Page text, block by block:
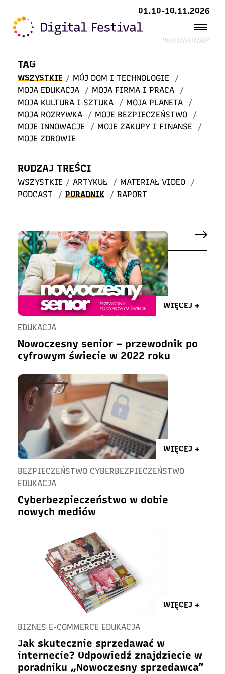
01.10-10.11.2026
w STREFIE WIEDZY
TAG
WSZYSTKIE / MÓJ DOM I TECHNOLOGIE
/
MOJA EDUKACJA
/ MOJA FIRMA I PRACA
/
MOJA KULTURA I SZTUKA
/ MOJA PLANETA
/
MOJA ROZRYWKA
/ MOJE BEZPIECZEŃSTWO
/
MOJE INNOWACJE
/ MOJE ZAKUPY I FINANSE
/
MOJE ZDROWIE
RODZAJ TREŚCI
WSZYSTKIE / ARTYKUŁ / MATERIAŁ VIDEO
/
PODCAST
/ PORADNIK / RAPORT
WIĘCEJ +
EDUKACJA
Nowoczesny senior – przewodnik po
cyfrowym świecie w 2022 roku
WIĘCEJ +
BEZPIECZEŃSTWO CYBERBEZPIECZEŃSTWO
EDUKACJA
Cyberbezpieczeństwo w dobie
nowych mediów
WIĘCEJ +
BIZNES E-COMMERCE EDUKACJA
Jak skutecznie sprzedawać w
internecie? Odpowiedź znajdziecie w
poradniku „Nowoczesny sprzedawca”